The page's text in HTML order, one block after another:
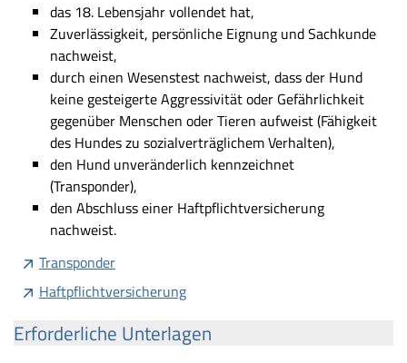
das 18. Lebensjahr vollendet hat,
Zuverlässigkeit, persönliche Eignung und Sachkunde
nachweist,
durch einen Wesenstest nachweist, dass der Hund
keine gesteigerte Aggressivität oder Gefährlichkeit
gegenüber Menschen oder Tieren aufweist (Fähigkeit
des Hundes zu sozialverträglichem Verhalten),
den Hund unveränderlich kennzeichnet
(Transponder),
den Abschluss einer Haftpflichtversicherung
nachweist.
Transponder
Haftpflichtversicherung
Erforderliche Unterlagen